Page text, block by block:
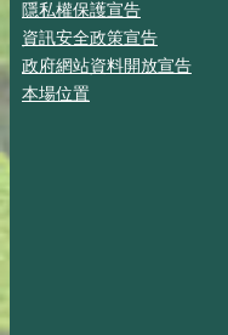
隱私權保護宣告
資訊安全政策宣告
政府網站資料開放宣告
本場位置